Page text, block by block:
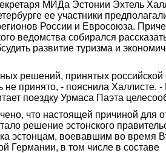
МИДа Эстонии Эхтель
ее участники
России и Евросоюза.
ведомства собирался
развитие туризма и
решений, принятых российской
не принято, - пояснила Халлисте.
поездку Урмаса Паэта
что настоящей причиной для
решение эстонского
эстонцам, воевавшим во время
Германии, в том числе в составе